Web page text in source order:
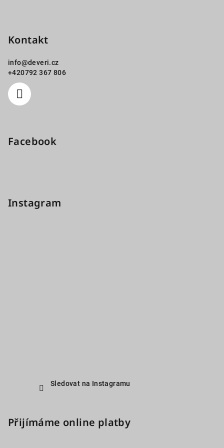
Kontakt
info@deveri.cz
+420792 367 806
Facebook
Instagram
Sledovat na Instagramu
Přijímáme online platby